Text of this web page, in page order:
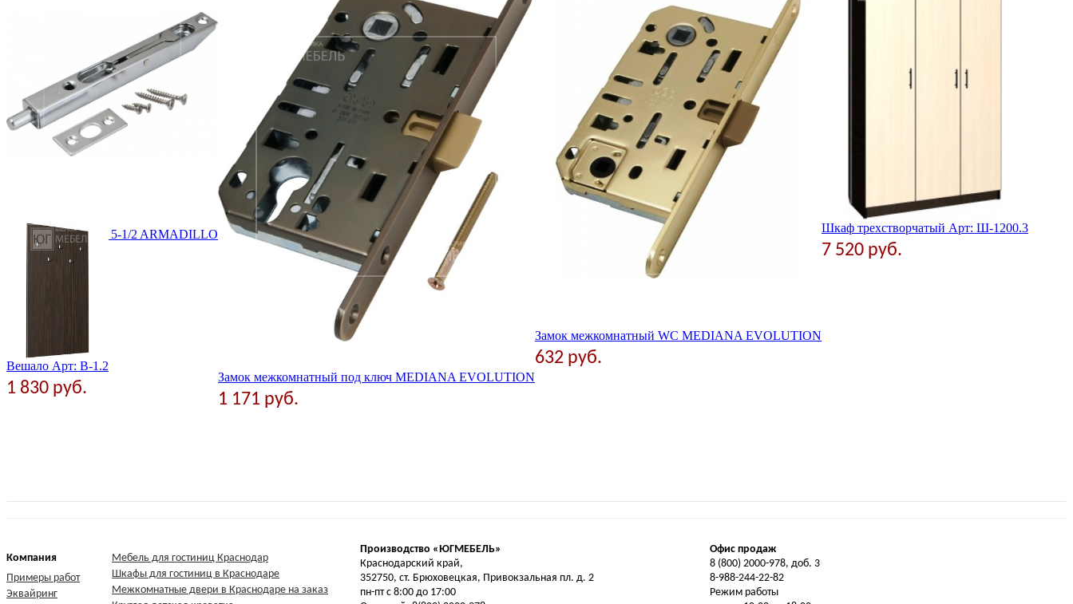
Упор торцевой FB 5-1/2 ARMADILLO
1 руб.
Замок межкомнатный под ключ MEDIANA EVOLUTION
1 171 руб.
Замок межкомнатный WC MEDIANA EVOLUTION
632 руб.
Шкаф трехстворчатый Арт: Ш-1200.3
7 520 руб.
Вешало Арт: В-1.2
1 830 руб.
Компания
Примеры работ
Эквайринг
Мебель для гостиниц Краснодар
Шкафы для гостиниц в Краснодаре
Межкомнатные двери в Краснодаре на заказ
Производство «ЮГМЕБЕЛЬ»
Краснодарский край,
352750, ст. Брюховецкая, Привокзальная пл. д. 2
пн-пт с 8:00 до 17:00
Офис продаж
8 (800) 2000-978, доб. 3
8-988-244-22-82
Режим работы